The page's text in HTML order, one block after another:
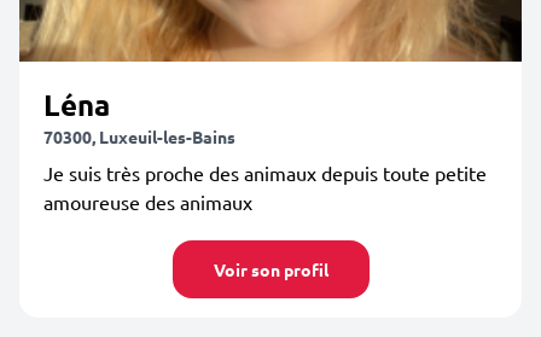
Léna
70300, Luxeuil-les-Bains
Je suis très proche des animaux depuis toute petite
amoureuse des animaux
Voir son profil